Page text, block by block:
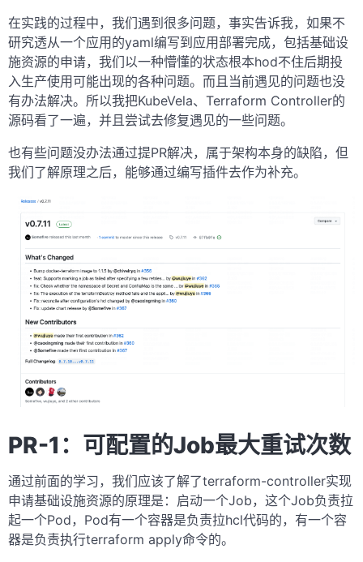
在实践的过程中，我们遇到很多问题，事实告诉我，如果不
研究透从一个应用的yaml编写到应用部署完成，包括基础设
施资源的申请，我们以一种懵懂的状态根本hod不住后期投
入生产使用可能出现的各种问题。而且当前遇见的问题也没
有办法解决。所以我把KubeVela、Terraform Controller的
源码看了一遍，并且尝试去修复遇见的一些问题。
也有些问题没办法通过提PR解决，属于架构本身的缺陷，但
我们了解原理之后，能够通过编写插件去作为补充。
PR-1：可配置的Job最大重试次数
通过前面的学习，我们应该了解了terraform-controller实现
申请基础设施资源的原理是：启动一个Job，这个Job负责拉
起一个Pod，Pod有一个容器是负责拉hcl代码的，有一个容
器是负责执行terraform apply命令的。